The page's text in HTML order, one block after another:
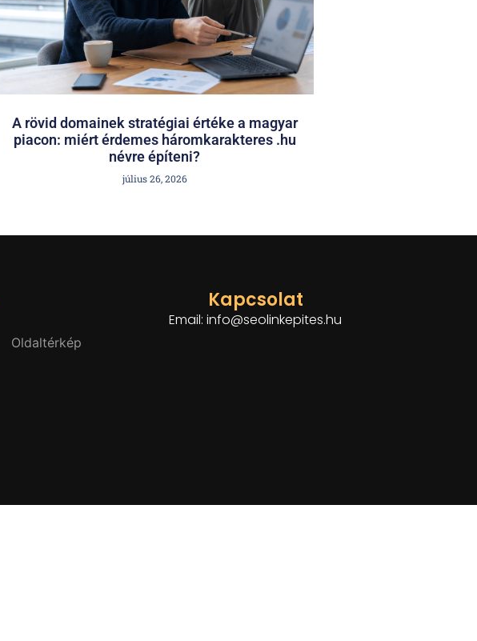
A rövid domainek stratégiai értéke a magyar
piacon: miért érdemes háromkarakteres .hu
névre építeni?
július 26, 2026
Oldaltérkép
Kapcsolat
Email: info@seolinkepites.hu